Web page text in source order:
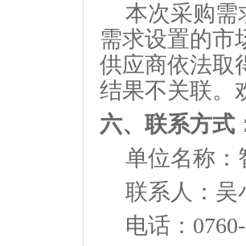
本次采购需
需求设置的市
供应商依法取
结果不关联。
六、联系方式
单位名称：
联系人： 吴
电话：